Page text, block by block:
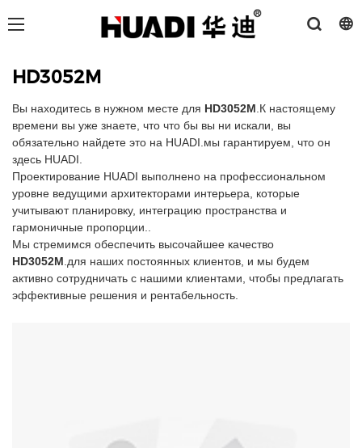
HD3052M
Вы находитесь в нужном месте для HD3052M.К настоящему
времени вы уже знаете, что что бы вы ни искали, вы
обязательно найдете это на HUADI.мы гарантируем, что он
здесь HUADI.
Проектирование HUADI выполнено на профессиональном
уровне ведущими архитекторами интерьера, которые
учитывают планировку, интеграцию пространства и
гармоничные пропорции..
Мы стремимся обеспечить высочайшее качество
HD3052M.для наших постоянных клиентов, и мы будем
активно сотрудничать с нашими клиентами, чтобы предлагать
эффективные решения и рентабельность.